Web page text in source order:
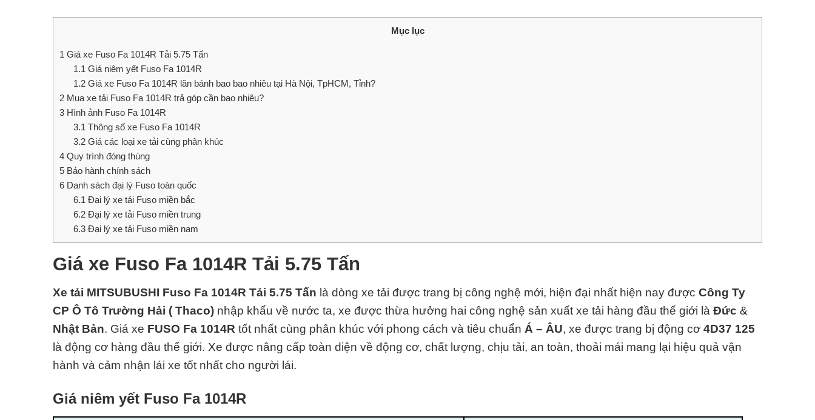
Mục lục
1 Giá xe Fuso Fa 1014R Tải 5.75 Tấn
1.1 Giá niêm yết Fuso Fa 1014R
1.2Giá xe Fuso Fa 1014R lăn bánh bao bao nhiêu tại Hà Nội, TpHCM, Tỉnh?
2 Mua xe tải Fuso Fa 1014R trả góp cần bao nhiêu?
3 Hình ảnh Fuso Fa 1014R
3.1 Thông số xe Fuso Fa 1014R
3.2Giá các loại xe tải cùng phân khúc
4 Quy trình đóng thùng
5 Bảo hành chính sách
6 Danh sách đại lý Fuso toàn quốc
6.1 Đại lý xe tải Fuso miền bắc
6.2Đại lý xe tải Fuso miền trung
6.3Đại lý xe tải Fuso miền nam
Giá xe Fuso Fa 1014R Tải 5.75 Tấn
Xe tải MITSUBUSHI Fuso Fa 1014R Tải 5.75 Tấn là dòng xe tải được trang bị công nghệ mới, hiện đại nhất hiện nay được Công Ty
CP Ô Tô Trường Hải ( Thaco) nhập khẩu về nước ta, xe được thừa hưởng hai công nghệ sản xuất xe tải hàng đầu thế giới là Đức &
Nhật Bản. Giá xe FUSO Fa 1014R tốt nhất cùng phân khúc với phong cách và tiêu chuẩn Á – ÂU, xe được trang bị động cơ 4D37 125
là động cơ hàng đầu thế giới. Xe được nâng cấp toàn diện về động cơ, chất lượng, chịu tải, an toàn, thoải mái mang lại hiệu quả vận
hành và cảm nhận lái xe tốt nhất cho người lái.
Giá niêm yết Fuso Fa 1014R